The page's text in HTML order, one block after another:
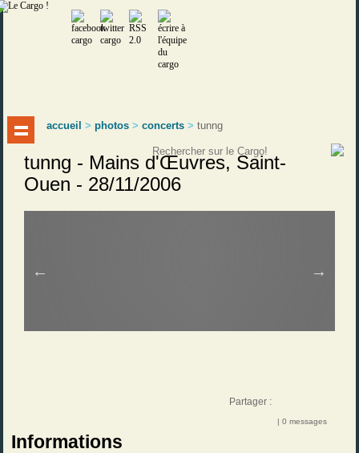
accueil >photos >concerts >tunng
tunng - Mains d'Œuvres, Saint-
Ouen - 28/11/2006
Partager :
| 0 messages
Informations